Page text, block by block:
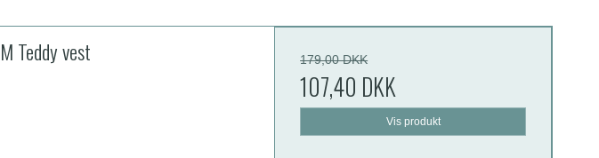
Teddy vest 179,00 DKK
107,40 DKK
Vis produkt